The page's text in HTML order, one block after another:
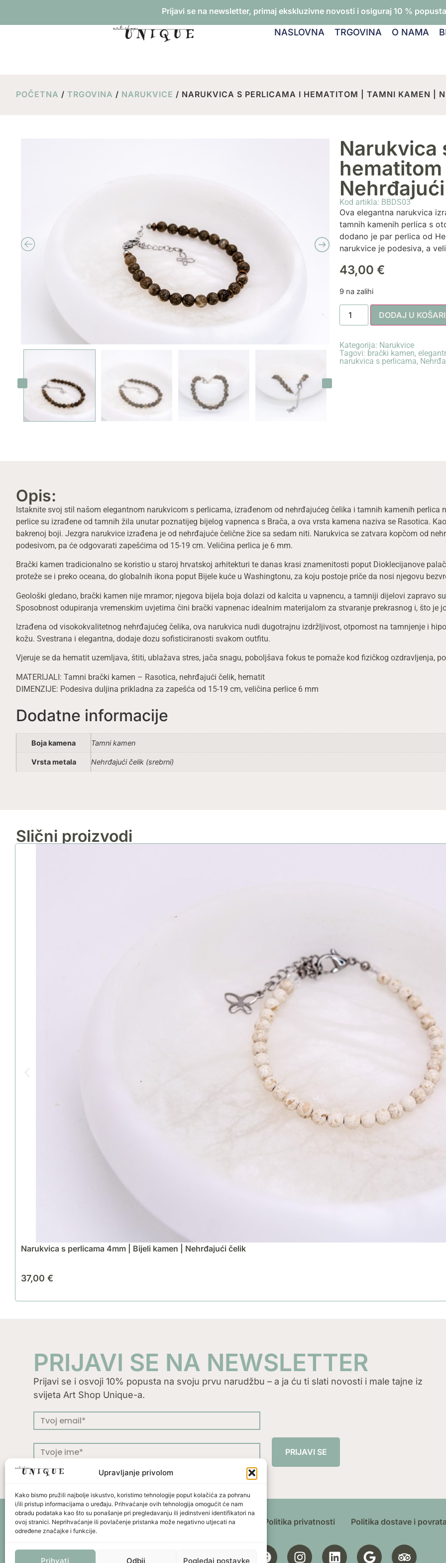
Upravljanje privolom
Kako bismo pružili najbolje iskustvo, koristimo tehnologije poput kolačića za pohranu
i/ili pristup informacijama o uređaju. Prihvaćanje ovih tehnologija omogućit će nam
obradu podataka kao što su ponašanje pri pregledavanju ili jedinstveni identifikatori na
ovoj stranici. Neprihvaćanje ili povlačenje pristanka može negativno utjecati na
određene značajke i funkcije.
Prihvati Odbij Pogledaj postavke
Prijavi se na newsletter, primaj ekskluzivne novosti i osiguraj 10 %
NASLOVNA TRGOVINA O NAMA
POČETNA / TRGOVINA / NARUKVICE / NARUKVICA S PERLICAMA I HEMATITOM | TAMNI KAMEN |
Narukvica
Kod artikla: BBDS03
Ova elegantna narukvica
tamnih kamenih perlica s
dodano je par perlica od
narukvice je podesiva, a
43,00 €
9 na zalihi
DODAJ U
Kategorija: Narukvice
Tagovi: brački kamen,
narukvica s perlicama,
Opis:
Istaknite svoj stil našom elegantnom narukvicom s perlicama, izrađenom od nehrđajućeg čelika i tamnih kamenih perlica
perlice su izrađene od tamnih žila unutar poznatijeg bijelog vapnenca s Brača, a ova vrsta kamena naziva se Rasotica.
bakrenoj boji. Jezgra narukvice izrađena je od nehrđajuće čelične žice sa sedam niti. Narukvica se zatvara kopčom od
podesivom, pa će odgovarati zapešćima od 15-19 cm. Veličina perlica je 6 mm.
Brački kamen tradicionalno se koristio u staroj hrvatskoj arhitekturi te danas krasi znamenitosti poput Dioklecijanove
proteže se i preko oceana, do globalnih ikona poput Bijele kuće u Washingtonu, za koju postoje priče da nosi njegovu
Geološki gledano, brački kamen nije mramor; njegova bijela boja dolazi od kalcita u vapnencu, a tamniji dijelovi zapravo
Sposobnost odupiranja vremenskim uvjetima čini brački vapnenac idealnim materijalom za stvaranje prekrasnog i, što je
Izrađena od visokokvalitetnog nehrđajućeg čelika, ova narukvica nudi dugotrajnu izdržljivost, otpornost na tamnjenje i
kožu. Svestrana i elegantna, dodaje dozu sofisticiranosti svakom outfitu.
Vjeruje se da hematit uzemljava, štiti, ublažava stres, jača snagu, poboljšava fokus te pomaže kod fizičkog ozdravljenja,
MATERIJALI: Tamni brački kamen – Rasotica, nehrđajući čelik, hematit
DIMENZIJE: Podesiva duljina prikladna za zapešća od 15-19 cm, veličina perlice 6 mm
Dodatne informacije
Boja kamena Tamni kamen
Vrsta metala Nehrđajući čelik (srebrni)
Slični proizvodi
Narukvica s perlicama 4mm | Bijeli kamen | Nehrđajući čelik
37,00 €
PRIJAVI SE NA NEWSLETTER
Prijavi se i osvoji 10% popusta na svoju prvu narudžbu – a ja ću ti slati novosti i male tajne iz
svijeta Art Shop Unique-a.
PRIJAVI SE
Press Uvjeti korištenja Politika privatnosti Politika dostave i